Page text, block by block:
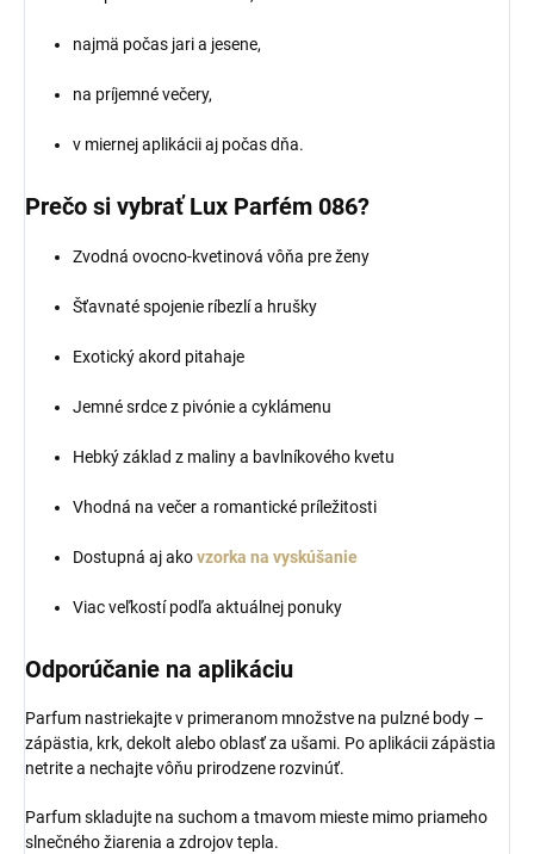
najmä počas jari a jesene,
na príjemné večery,
v miernej aplikácii aj počas dňa.
Prečo si vybrať Lux Parfém 086?
Zvodná ovocno-kvetinová vôňa pre ženy
Šťavnaté spojenie ríbezlí a hrušky
Exotický akord pitahaje
Jemné srdce z pivónie a cyklámenu
Hebký základ z maliny a bavlníkového kvetu
Vhodná na večer a romantické príležitosti
Dostupná aj akovzorka na vyskúšanie
Viac veľkostí podľa aktuálnej ponuky
Odporúčanie na aplikáciu
Parfum nastriekajte v primeranom množstve na pulzné body –
zápästia, krk, dekolt alebo oblasť za ušami. Po aplikácii zápästia
netrite a nechajte vôňu prirodzene rozvinúť.
Parfum skladujte na suchom a tmavom mieste mimo priameho
slnečného žiarenia a zdrojov tepla.